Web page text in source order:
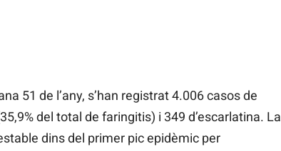
51 de l’any, s’han registrat 4.006 casos de
del total de faringitis) i 349 d’escarlatina. La
dins del primer pic epidèmic per